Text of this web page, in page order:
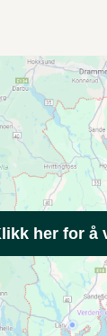
her for å